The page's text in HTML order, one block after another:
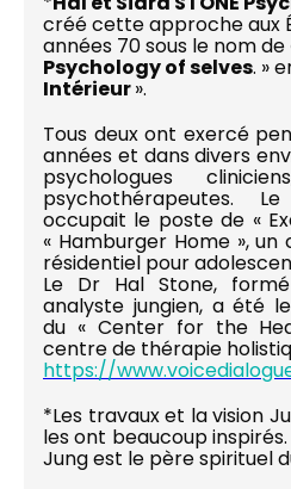
créé cette approche aux
années 70 sous le nom de
Psychology of selves. »
Intérieur».
Tous deux ont exercé
années et dans divers
psychologues
psychothérapeutes.
occupait le poste de «
« Hamburger Home »,
résidentiel pour
Le Dr Hal Stone,
analyste jungien, a été
du « Center for the
centre de thérapie
https://
*Les travaux et la vision
les ont beaucoup
Jung est le père spirituel